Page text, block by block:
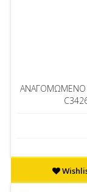
ΑΝΑΓΟΜΩΜΕΝΟ